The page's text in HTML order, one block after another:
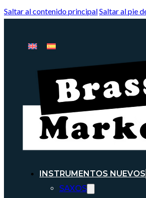
Saltar al contenido principalSaltar al pie
INSTRUMENTOS NUEVOS
SAXOS